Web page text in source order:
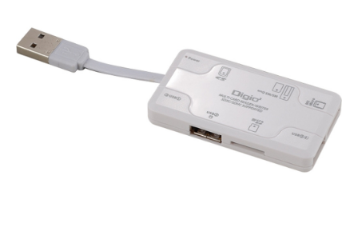
マルチカードリーダーと3ポートUSBハブが一体
●カードリーダーとハブを1つのボディに集約。PCまわりがすっ